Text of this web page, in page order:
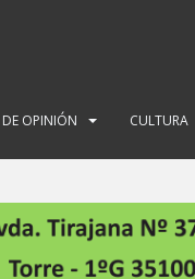
OPINIÓN CULTURA